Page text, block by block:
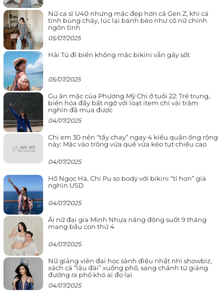
Nữ ca sĩ U40 nhưng mặc đẹp hơn cả Gen Z, khi cá
tính bùng cháy, lúc lại bánh bèo như cô nữ chính
ngôn tình
05/07/2025
Hải Tú đi biển không mặc bikini vẫn gây sốt
05/07/2025
Gu ăn mặc của Phương Mỹ Chi ở tuổi 22: Trẻ trung,
biến hóa đầy bất ngờ với loạt item chỉ vài trăm
nghìn đã mua được
04/07/2025
Chị em 30 nên “tẩy chay” ngay 4 kiểu quần ống rộng
này: Mặc vào trông vừa quê vừa kéo tụt chiều cao
04/07/2025
Hồ Ngọc Hà, Chi Pu so body với bikini “tí hon” giá
nghìn USD
04/07/2025
Ái nữ đại gia Minh Nhựa năng động suốt 9 tháng
mang bầu con thứ 4
04/07/2025
Nữ giảng viên đại học sành điệu nhất nhì showbiz,
xách cả “lâu đài” xuống phố, sang chảnh từ giảng
đường ra phố khó ai đọ lại
04/07/2025